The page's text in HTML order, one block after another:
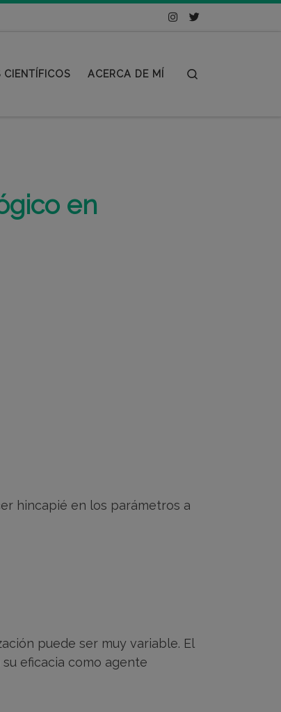
ACERCA DE MÍ
en
hincapié en los parámetros a
puede ser muy variable. El
eficacia como agente